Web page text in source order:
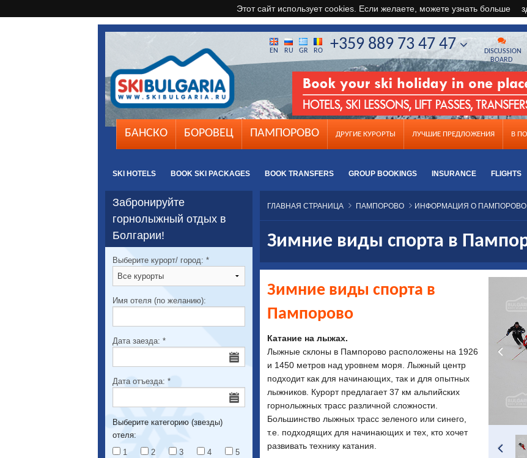
Этот сайт использует cookies. Если желаете, можете узнать больше
БАНСКО БОРОВЕЦ ПАМПОРОВО ДРУГИЕ КУРОРТЫ ЛУЧШИЕ ПРЕДЛОЖЕНИЯ B
SKI HOTELS BOOK SKI PACKAGES BOOK TRANSFERS GROUP BOOKINGS INSURANCE FLIGHTS
DISCUSSION
BOARD
EN RU GR RO +359 889 73 47 47
ГЛАВНАЯ СТРАНИЦА ПАМПОРОВО ИНФОРМАЦИЯ О ПАМПОРОВО
Зимние виды спорта в
Зимние виды спорта в
Пампорово
Катание на лыжах.
Лыжные склоны в Пампорово расположены на 1926
и 1450 метров над уровнем моря. Лыжный центр
подходит как для начинающих, так и для опытных
лыжников. Курорт предлагает 37 км альпийских
горнолыжных трасс различной сложности.
Большинство лыжных трасс зеленого или синего,
т.е. подходящих для начинающих и тех, кто хочет
развивать технику катания.
Забронируйте
горнолыжный отдых в
Болгарии!
Выберите курорт/ город: *
Имя отеля (по желанию):
Дата заезда: *
Дата отъезда: *
Выберите категорию (звезды)
отеля:
1
2 3 4 5